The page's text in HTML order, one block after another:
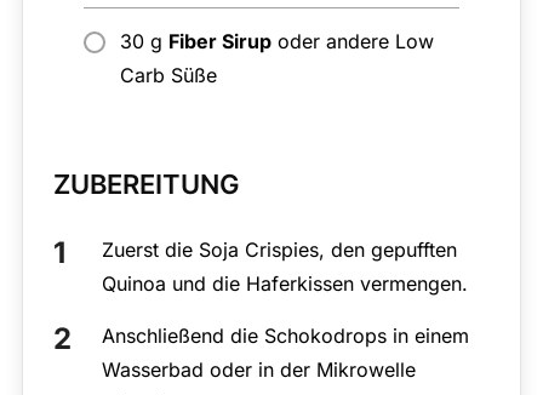
30 g Fiber Sirupoder andere Low
Carb Süße
ZUBEREITUNG
Zuerst die Soja Crispies, den gepufften
Quinoa und die Haferkissen vermengen.
Anschließend die Schokodrops in einem
Wasserbad oder in der Mikrowelle